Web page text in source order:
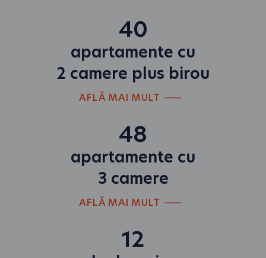
40
apartamente cu
2 camere plus birou
AFLĂ MAI MULT
48
apartamente cu
3 camere
AFLĂ MAI MULT
12